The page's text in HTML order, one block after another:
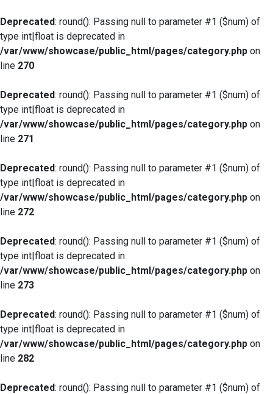
Deprecated: round(): Passing null to parameter #1 ($num) of
type int|float is deprecated in
/var/www/showcase/public_html/pages/category.php on
line 270
Deprecated: round(): Passing null to parameter #1 ($num) of
type int|float is deprecated in
/var/www/showcase/public_html/pages/category.php on
line 271
Deprecated: round(): Passing null to parameter #1 ($num) of
type int|float is deprecated in
/var/www/showcase/public_html/pages/category.php on
line 272
Deprecated: round(): Passing null to parameter #1 ($num) of
type int|float is deprecated in
/var/www/showcase/public_html/pages/category.php on
line 273
Deprecated: round(): Passing null to parameter #1 ($num) of
type int|float is deprecated in
/var/www/showcase/public_html/pages/category.php on
line 282
Deprecated: round(): Passing null to parameter #1 ($num) of